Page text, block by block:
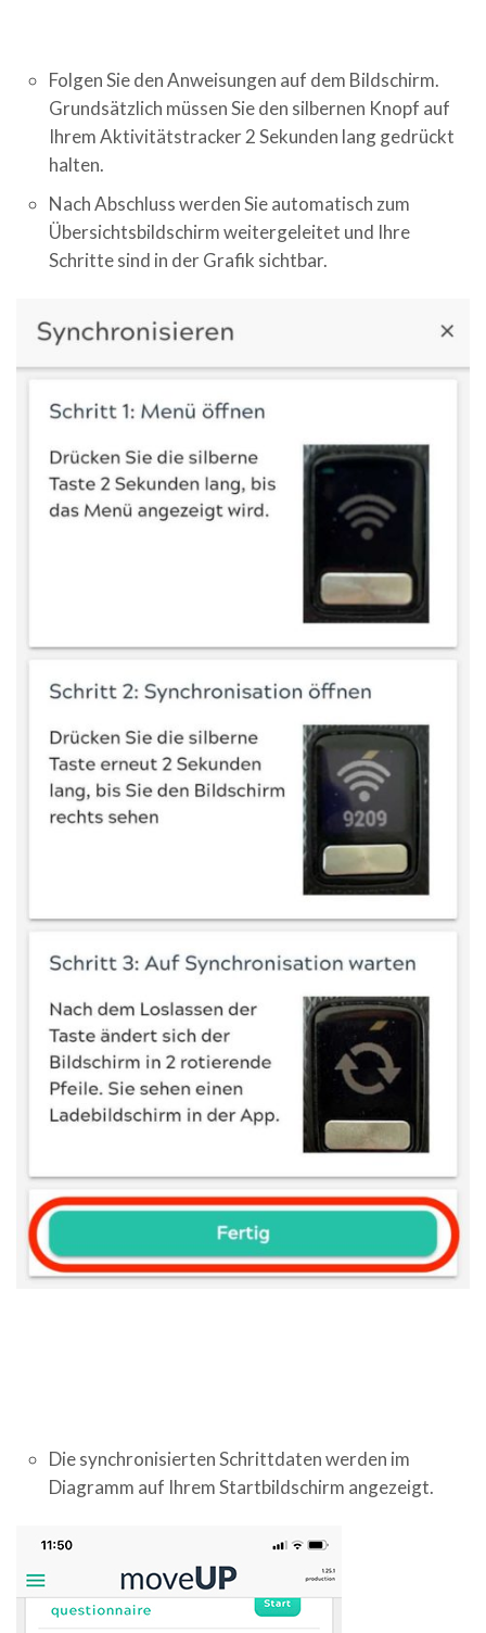
Folgen Sie den Anweisungen auf dem Bildschirm.
Grundsätzlich müssen Sie den silbernen Knopf auf
Ihrem Aktivitätstracker 2 Sekunden lang gedrückt
halten.
Nach Abschluss werden Sie automatisch zum
Übersichtsbildschirm weitergeleitet und Ihre
Schritte sind in der Grafik sichtbar.
Die synchronisierten Schrittdaten werden im
Diagramm auf Ihrem Startbildschirm angezeigt.